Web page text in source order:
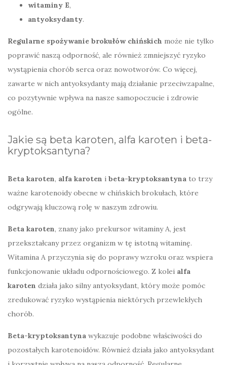
witaminy E,
antyoksydanty.
Regularne spożywanie brokułów chińskich może nie tylko
poprawić naszą odporność, ale również zmniejszyć ryzyko
wystąpienia chorób serca oraz nowotworów. Co więcej,
zawarte w nich antyoksydanty mają działanie przeciwzapalne,
co pozytywnie wpływa na nasze samopoczucie i zdrowie
ogólne.
Jakie są beta karoten, alfa karoten i beta-
kryptoksantyna?
Beta karoten, alfa karoten i beta-kryptoksantyna to trzy
ważne karotenoidy obecne w chińskich brokułach, które
odgrywają kluczową rolę w naszym zdrowiu.
Beta karoten, znany jako prekursor witaminy A, jest
przekształcany przez organizm w tę istotną witaminę.
Witamina A przyczynia się do poprawy wzroku oraz wspiera
funkcjonowanie układu odpornościowego. Z kolei alfa
karoten działa jako silny antyoksydant, który może pomóc
zredukować ryzyko wystąpienia niektórych przewlekłych
chorób.
Beta-kryptoksantyna wykazuje podobne właściwości do
pozostałych karotenoidów. Również działa jako antyoksydant